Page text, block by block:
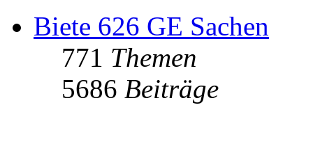
Biete 626 GE Sachen
771 Themen
5686 Beiträge